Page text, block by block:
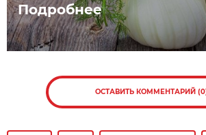
Подробнее
ОСТАВИТЬ КОММЕНТАРИЙ